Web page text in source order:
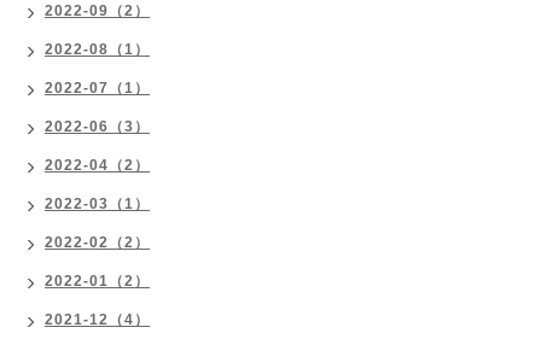
2022-09（2）
2022-08（1）
2022-07（1）
2022-06（3）
2022-04（2）
2022-03（1）
2022-02（2）
2022-01（2）
2021-12（4）